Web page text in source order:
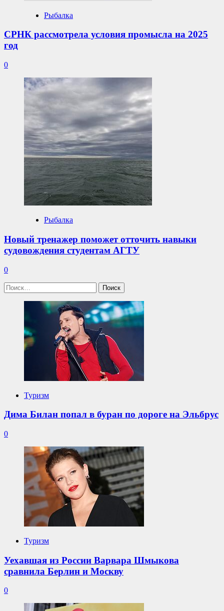
Рыбалка
СРНК рассмотрела условия промысла на 2025
год
0
Рыбалка
Новый тренажер поможет отточить навыки
судовождения студентам АГТУ
0
Найти:
Туризм
Дима Билан попал в буран по дороге на Эльбрус
0
Туризм
Уехавшая из России Варвара Шмыкова
сравнила Берлин и Москву
0